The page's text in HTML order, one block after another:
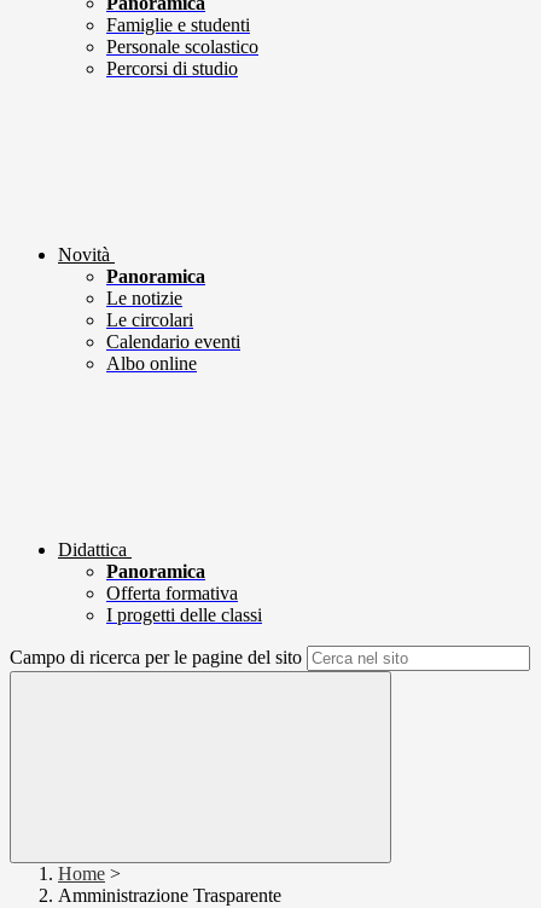
Famiglie e studenti
Personale scolastico
Percorsi di studio
Novità
Panoramica
Le notizie
Le circolari
Calendario eventi
Albo online
Didattica
Panoramica
Offerta formativa
I progetti delle classi
Campo di ricerca per le pagine del sito
Home >
Amministrazione Trasparente